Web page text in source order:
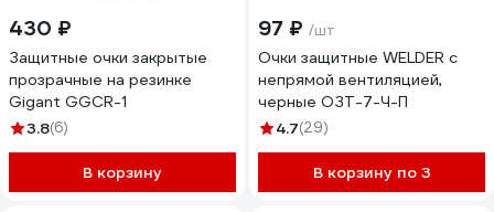
430 ₽
Защитные очки закрытые
прозрачные на резинке
Gigant GGСR-1
3.8(6)
В корзину
97 ₽ /шт
Очки защитные WELDER с
непрямой вентиляцией,
черные ОЗТ-7-Ч-П
4.7(29)
В корзину по 3